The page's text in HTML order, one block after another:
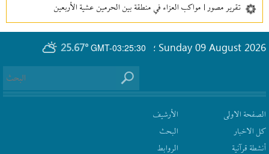
تقرير مصور | مواكب العزاء في منطقة بين‌ الحرمین عشية الأربعين
GMT-03:25:30
25.67° Sunday 09 August 2026 ؛
الصفحة الاولى
كل الاخبار
أنشطة قرآنیة
الأرشیف
البحث
الروابط